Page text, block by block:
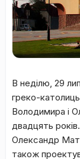
В неділю, 29
греко-
Володимира і
двадцять
Олександр
також